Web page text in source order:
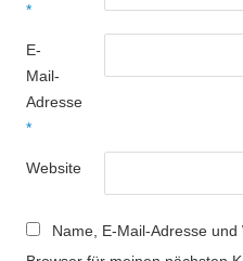
*
E-
Mail-
Adresse
*
Website
Name, E-Mail-Adresse und